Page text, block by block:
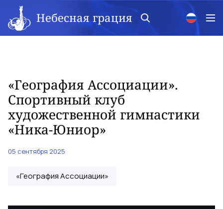
Небесная грация
«География Ассоциации».
Спортивный клуб
художественной гимнастики
«Ника-Юниор»
05 сентября 2025
«География Ассоциации»